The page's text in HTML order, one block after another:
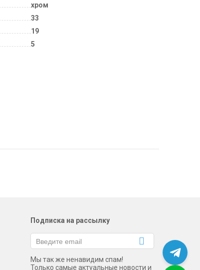
хром
33
19
5
Подписка на рассылку
Мы так же ненавидим спам!
Только самые актуальные новости и